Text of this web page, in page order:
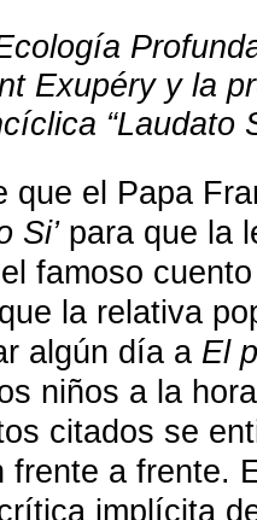
Exupéry y la
“Laudato
que el Papa
Si’para que la
famoso
la relativa
algún día a El
niños a la
citados se
frente a frente.
implícita